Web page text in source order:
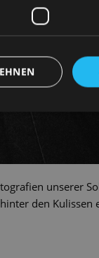
unserer
den Kulissen